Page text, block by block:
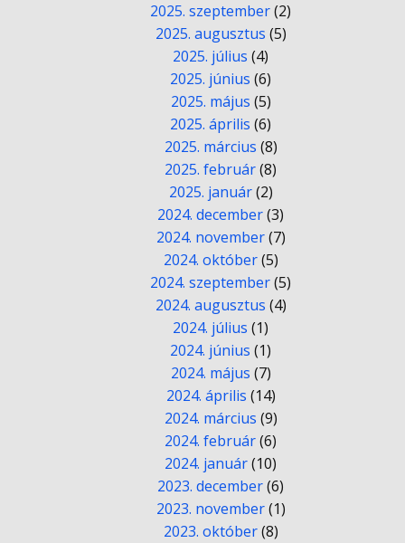
2025. szeptember(2)
2025. augusztus (5)
2025. július (4)
2025. június (6)
2025. május (5)
2025. április (6)
2025. március (8)
2025. február(8)
2025. január(2)
2024. december(3)
2024. november(7)
2024. október(5)
2024. szeptember(5)
2024. augusztus (4)
2024. július (1)
2024. június (1)
2024. május (7)
2024. április (14)
2024. március (9)
2024. február(6)
2024. január(10)
2023. december(6)
2023. november(1)
2023. október(8)